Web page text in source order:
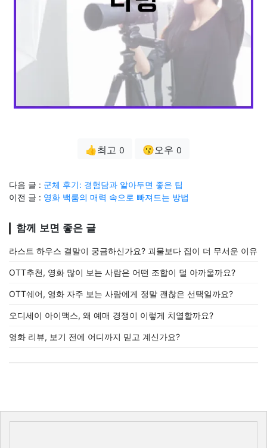
👍최고 0 😗오우 0
다음 글 : 군체 후기: 경험담과 알아두면 좋은 팁
이전 글 : 영화 백룸의 매력 속으로 빠져드는 방법
함께 보면 좋은 글
라스트 하우스 결말이 궁금하신가요? 괴물보다 집이 더 무서운 이유
OTT추천, 영화 많이 보는 사람은 어떤 조합이 덜 아까울까요?
OTT쉐어, 영화 자주 보는 사람에게 정말 괜찮은 선택일까요?
오디세이 아이맥스, 왜 예매 경쟁이 이렇게 치열할까요?
영화 리뷰, 보기 전에 어디까지 믿고 계신가요?